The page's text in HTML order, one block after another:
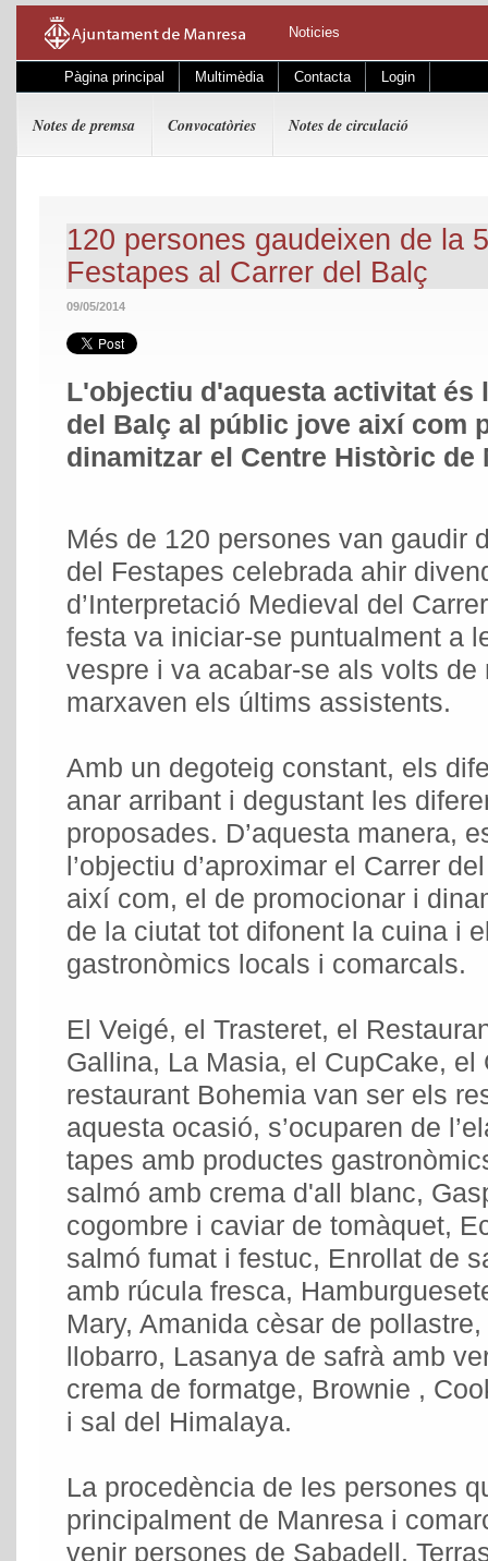
Noticies
Pàgina principal Multimèdia Contacta Login
Notes de premsa Convocatòries Notes de circulació
120 persones gaudeixen de la
Festapes al Carrer del Balç
09/05/2014
L'objectiu d'aquesta activitat és
del Balç al públic jove així com
dinamitzar el Centre Històric de
Més de 120 persones van gaudir
del Festapes celebrada ahir
d’Interpretació Medieval del
festa va iniciar-se puntualment a
vespre i va acabar-se als volts de
marxaven els últims assistents.
Amb un degoteig constant, els
anar arribant i degustant les
proposades. D’aquesta manera,
l’objectiu d’aproximar el Carrer
així com, el de promocionar i
de la ciutat tot difonent la cuina i
gastronòmics locals i comarcals.
El Veigé, el Trasteret, el
Gallina, La Masia, el CupCake, el
restaurant Bohemia van ser els
aquesta ocasió, s’ocuparen de
tapes amb productes
salmó amb crema d'all blanc,
cogombre i caviar de tomàquet,
salmó fumat i festuc, Enrollat de
amb rúcula fresca,
Mary, Amanida cèsar de
llobarro, Lasanya de safrà amb
crema de formatge, Brownie ,
i sal del Himalaya.
La procedència de les persones
principalment de Manresa i
venir persones de Sabadell,